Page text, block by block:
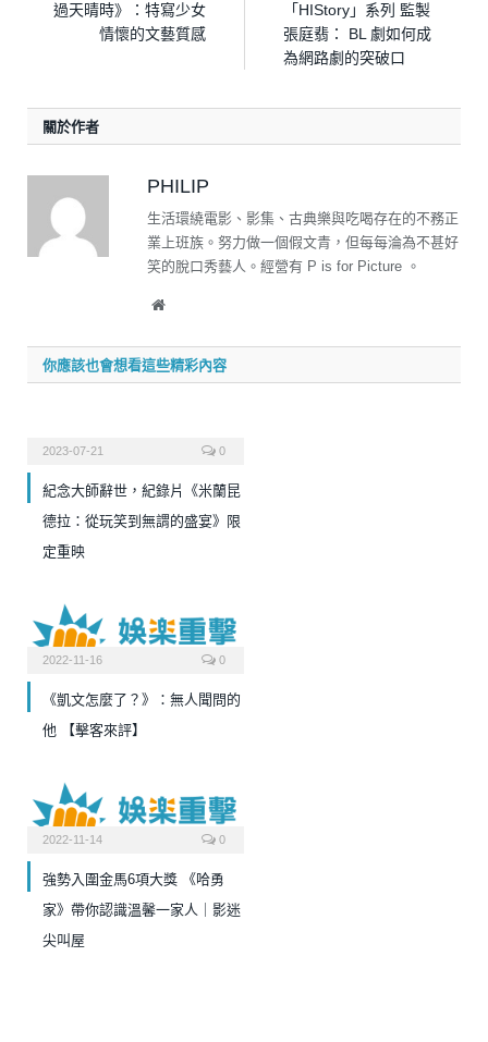
過天晴時》：特寫少女
情懷的文藝質感
「HIStory」系列 監製
張庭翡： BL 劇如何成
為網路劇的突破口
關於作者
PHILIP
生活環繞電影、影集、古典樂與吃喝存在的不務正
業上班族。努力做一個假文青，但每每淪為不甚好
笑的脫口秀藝人。經營有 P is for Picture 。
Website
你應該也會想看這些精彩內容
2023-07-21 0
紀念大師辭世，紀錄片《米蘭昆
德拉：從玩笑到無謂的盛宴》限
定重映
2022-11-16 0
《凱文怎麼了？》：無人聞問的
他 【擊客來評】
2022-11-14 0
強勢入圍金馬6項大獎 《哈勇
家》帶你認識溫馨一家人｜影迷
尖叫屋